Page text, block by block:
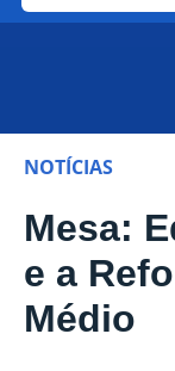
NOTÍCIAS
Mesa:
e a
Médio